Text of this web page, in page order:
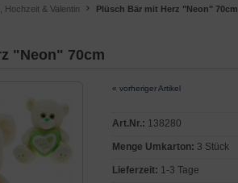
Hochzeit & Valentin Plüsch Bär mit Herz "Neon" 70cm
"Neon" 70cm
« vorheriger Artikel
Art.Nr.: 138280
Menge Umkarton: 3 Stück
Lieferzeit: 1-3 Tage